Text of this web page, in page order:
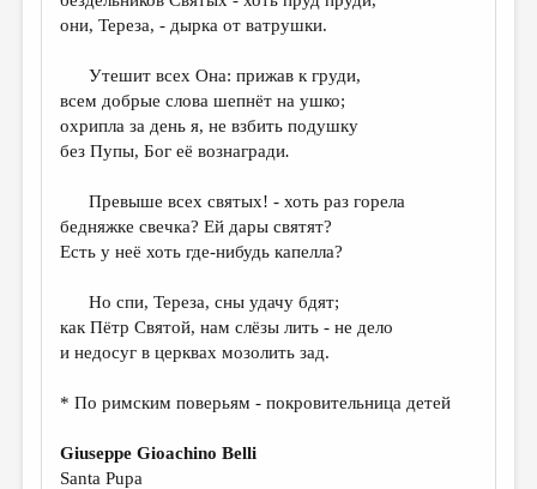
КОЛОНКА РЕДАКТОРА
РЕДКОЛЛЕГИЯ
ОТ РЕДАКЦИИ
МАЛАЯ ПРОЗА
ЭССЕИСТИКА
ЛИТЕРАТУРОВЕДЕНИЕ
КУЛЬТУРОВЕДЕНИЕ
ПУБЛИЦИСТИКА
РЕЦЕНЗИРОВАНИЕ
ТРЕДИАКОВСКИЙ
МЕДИА
они, Тереза, - дырка от ватрушки.
Утешит всех Она: прижав к груди,
всем добрые слова шепнёт на ушко;
охрипла за день я, не взбить подушку
без Пупы, Бог её вознагради.
Превыше всех святых! - хоть раз горела
бедняжке свечка? Ей дары святят?
Есть у неё хоть где-нибудь капелла?
Но спи, Тереза, сны удачу бдят;
как Пётр Святой, нам слёзы лить - не дело
и недосуг в церквах мозолить зад.
* По римским поверьям - покровительница детей
Giuseppe Gioachino Belli
Santa Pupa